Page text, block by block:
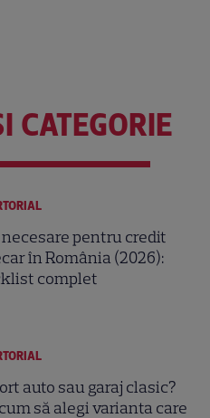
CATEGORIE
pentru credit
în România (2026):
complet
auto sau garaj clasic?
să alegi varianta care